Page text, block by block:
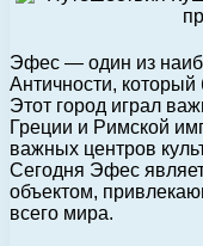
Эфес — один из
Античности,
Этот город играл
Греции и Римской
важных центров
Сегодня Эфес
объектом,
всего мира.